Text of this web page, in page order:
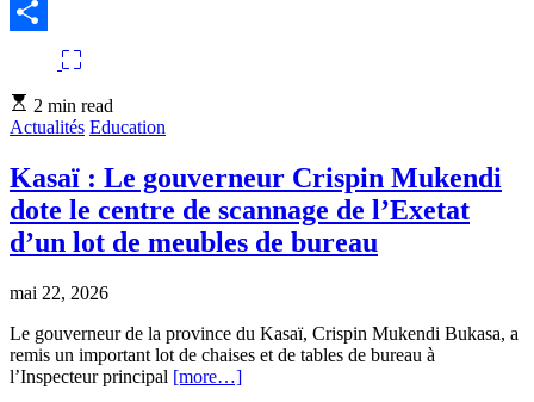
Messenger
Partager
Estimated
read
2 min read
Actualités Education
Kasaï : Le gouverneur Crispin Mukendi
dote le centre de scannage de l’Exetat
d’un lot de meubles de bureau
mai 22, 2026
Le gouverneur de la province du Kasaï, Crispin Mukendi Bukasa, a
remis un important lot de chaises et de tables de bureau à
l’Inspecteur principal [more…]